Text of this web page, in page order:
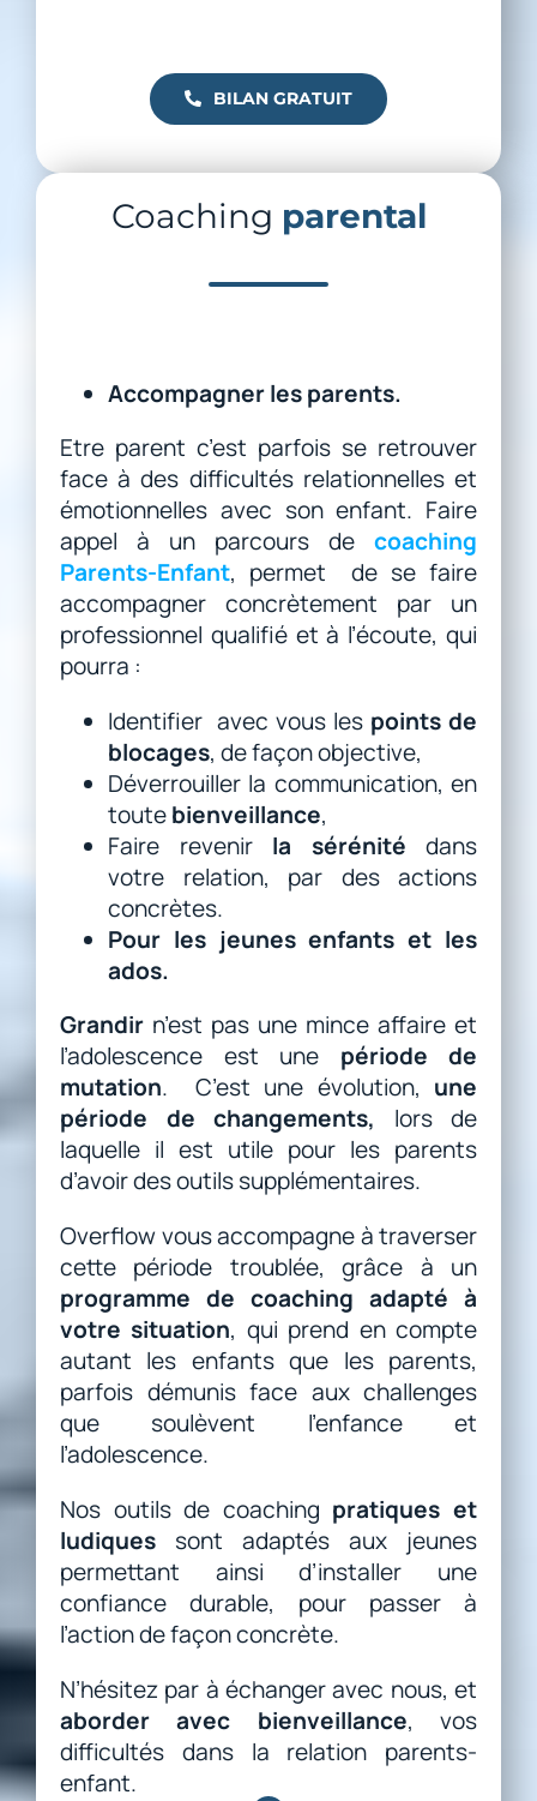
BILAN GRATUIT
Coaching parental
Accompagner les parents.
Etre parent c’est parfois se retrouver
face à des difficultés relationnelles et
émotionnelles avec son enfant. Faire
appel à un parcours de coaching
Parents-Enfant, permet de se faire
accompagner concrètement par un
professionnel qualifié et à l’écoute, qui
pourra :
Identifier avec vous les points de
blocages, de façon objective,
Déverrouiller la communication, en
toutebienveillance,
Faire revenir la sérénité dans
votre relation, par des actions
concrètes.
Pour les jeunes enfants et les
ados.
Grandir n’est pas une mince affaire et
l’adolescence est une période de
mutation. C’est une évolution, une
période de changements, lors de
laquelle il est utile pour les parents
d’avoir des outils supplémentaires.
Overflow vous accompagne à traverser
cette période troublée, grâce à un
programme de coaching adapté à
votre situation, qui prend en compte
autant les enfants que les parents,
parfois démunis face aux challenges
que soulèvent l’enfance et
l’adolescence.
Nos outils de coaching pratiques et
ludiques sont adaptés aux jeunes
permettant ainsi d’installer une
confiance durable, pour passer à
l’action de façon concrète.
N’hésitez par à échanger avec nous, et
aborder avec bienveillance, vos
difficultés dans la relation parents-
enfant.